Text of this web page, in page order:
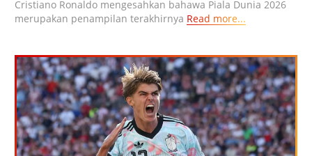
Cristiano Ronaldo mengesahkan bahawa Piala Dunia 2026
merupakan penampilan terakhirnya Read more...